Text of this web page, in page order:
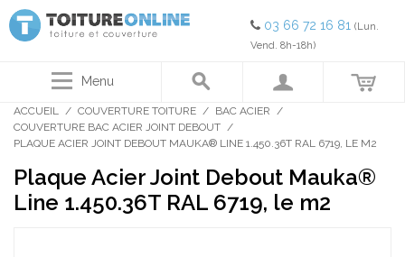
03 66 72 16 81 (Lun.
Vend. 8h-18h)
Menu
ACCUEIL / COUVERTURE TOITURE / BAC ACIER /
COUVERTURE BAC ACIER JOINT DEBOUT /
PLAQUE ACIER JOINT DEBOUT MAUKA® LINE 1.450.36T RAL 6719, LE M2
Plaque Acier Joint Debout Mauka®
Line 1.450.36T RAL 6719, le m2